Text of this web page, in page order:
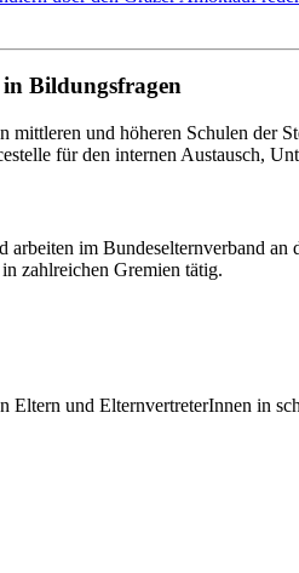
Bildungsfragen
und höheren Schulen
für den internen Austausch,
im Bundeselternverband
zahlreichen Gremien tätig.
und ElternvertreterInnen in